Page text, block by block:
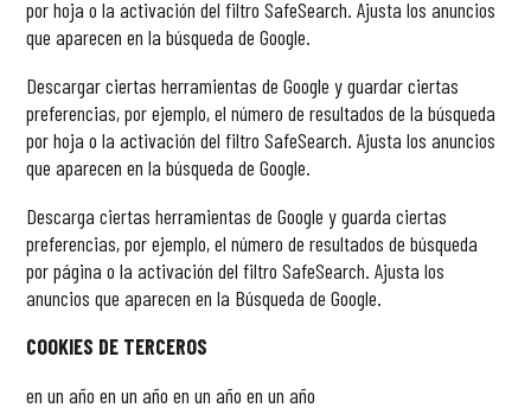
por hoja o la activación del filtro SafeSearch. Ajusta los anuncios
que aparecen en la búsqueda de Google.
Descargar ciertas herramientas de Google y guardar ciertas
preferencias, por ejemplo, el número de resultados de la búsqueda
por hoja o la activación del filtro SafeSearch. Ajusta los anuncios
que aparecen en la búsqueda de Google.
Descarga ciertas herramientas de Google y guarda ciertas
preferencias, por ejemplo, el número de resultados de búsqueda
por página o la activación del filtro SafeSearch. Ajusta los
anuncios que aparecen en la Búsqueda de Google.
COOKIES DE TERCEROS
en un año en un año en un año en un año